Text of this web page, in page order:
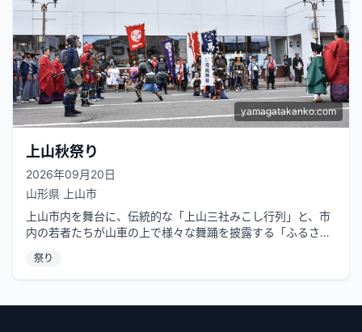
yamagatakanko.com
上山秋祭り
2026年09月20日
山形県 上山市
上山市内を舞台に、伝統的な「上山三社みこし行列」と、市
内の若者たちが山車の上で様々な舞踊を披露する「ふるさと
祭り